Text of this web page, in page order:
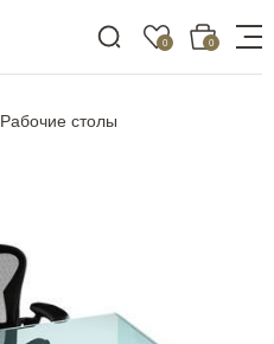
0 0
Рабочие столы